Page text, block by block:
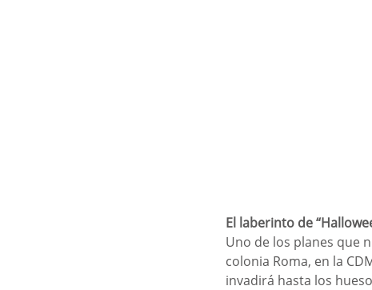
El laberinto de
Uno de los planes que
colonia Roma, en la
invadirá hasta los